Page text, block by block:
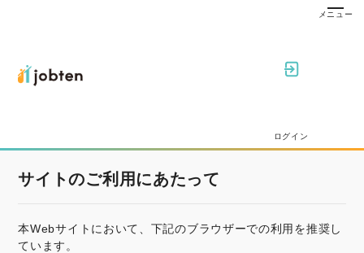
ログイン
サイトのご利用にあたって
本Webサイトにおいて、下記のブラウザーでの利用を推奨し
ています。